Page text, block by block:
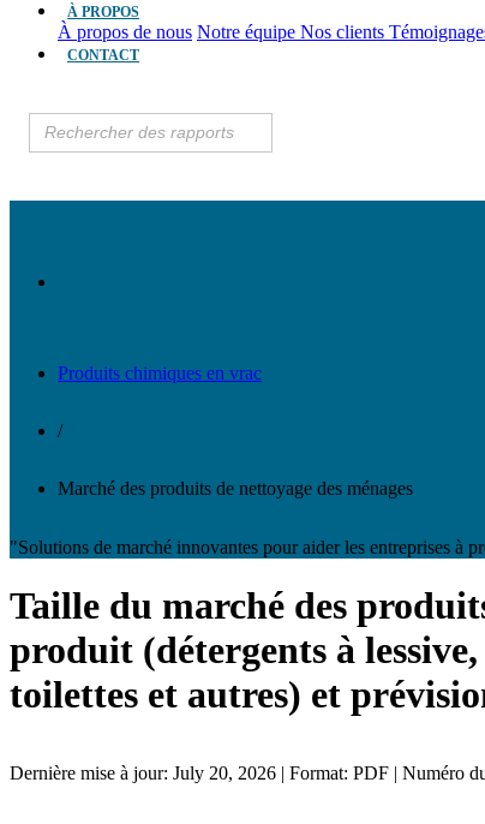
À PROPOS
À propos de nous Notre équipe Nos clients
CONTACT
Produits chimiques en vrac
/
Marché des produits de nettoyage des ménages
"Solutions de marché innovantes pour aider les entreprises à
Taille du marché des
produit (détergents à
toilettes et autres) et
Dernière mise à jour: July 20, 2026 | Format: PDF | Numéro